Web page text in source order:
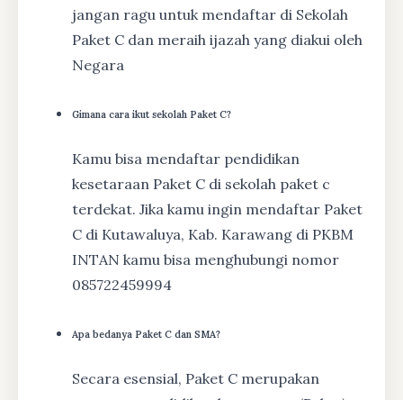
jangan ragu untuk mendaftar di Sekolah
Paket C dan meraih ijazah yang diakui oleh
Negara
Gimana cara ikut sekolah Paket C?
Kamu bisa mendaftar pendidikan
kesetaraan Paket C di sekolah paket c
terdekat. Jika kamu ingin mendaftar Paket
C di Kutawaluya, Kab. Karawang di PKBM
INTAN kamu bisa menghubungi nomor
085722459994
Apa bedanya Paket C dan SMA?
Secara esensial, Paket C merupakan